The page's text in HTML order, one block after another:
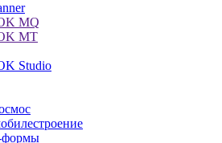
MQ
MT
Studio
формы